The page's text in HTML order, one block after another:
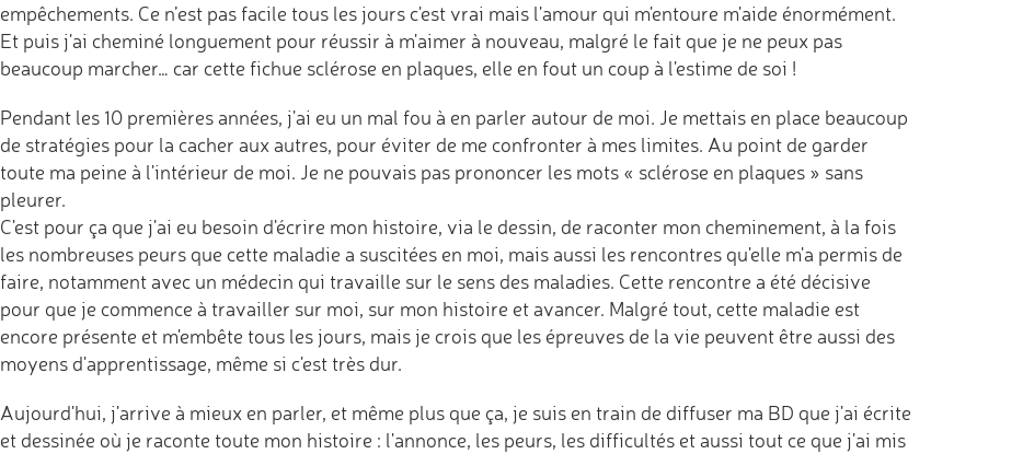
empêchements. Ce n’est pas facile tous les jours c'est vrai mais l'amour qui m'entoure m'aide énormément.
Et puis j'ai cheminé longuement pour réussir à m'aimer à nouveau, malgré le fait que je ne peux pas
beaucoup marcher… car cette fichue sclérose en plaques, elle en fout un coup à l'estime de soi !
Pendant les 10 premières années, j'ai eu un mal fou à en parler autour de moi. Je mettais en place beaucoup
de stratégies pour la cacher aux autres, pour éviter de me confronter à mes limites. Au point de garder
toute ma peine à l'intérieur de moi. Je ne pouvais pas prononcer les mots « sclérose en plaques » sans
pleurer.
C'est pour ça que j'ai eu besoin d'écrire mon histoire, via le dessin, de raconter mon cheminement, à la fois
les nombreuses peurs que cette maladie a suscitées en moi, mais aussi les rencontres qu'elle m'a permis de
faire, notamment avec un médecin qui travaille sur le sens des maladies. Cette rencontre a été décisive
pour que je commence à travailler sur moi, sur mon histoire et avancer. Malgré tout, cette maladie est
encore présente et m'embête tous les jours, mais je crois que les épreuves de la vie peuvent être aussi des
moyens d'apprentissage, même si c'est très dur.
Aujourd'hui, j'arrive à mieux en parler, et même plus que ça, je suis en train de diffuser ma BD que j'ai écrite
et dessinée où je raconte toute mon histoire : l'annonce, les peurs, les difficultés et aussi tout ce que j'ai mis